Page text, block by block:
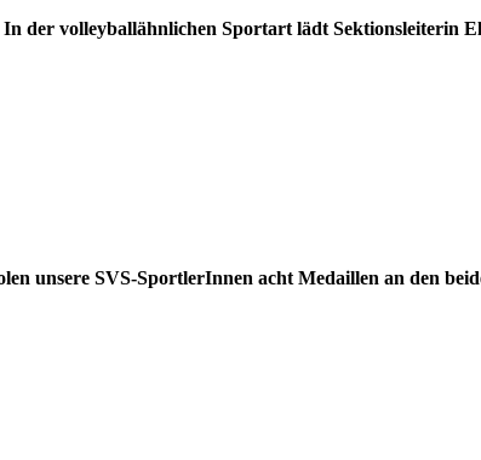
der volleyballähnlichen Sportart lädt Sektionsleiterin
unsere SVS-SportlerInnen acht Medaillen an den